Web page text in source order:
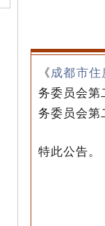
《成都市
务委员会
务委员会第
特此公告。